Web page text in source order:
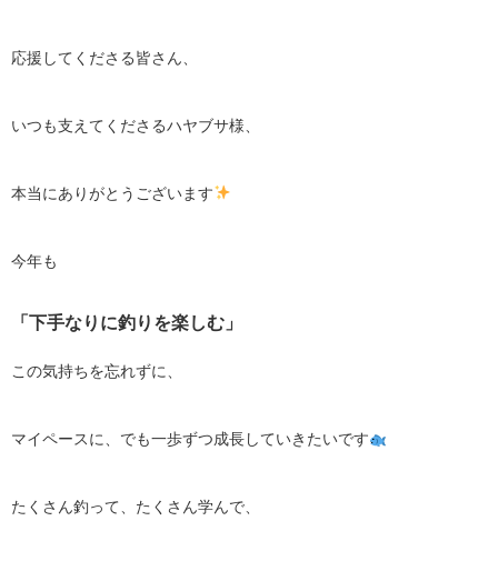
応援してくださる皆さん、
いつも支えてくださるハヤブサ様、
本当にありがとうございます
今年も
「下手なりに釣りを楽しむ」
この気持ちを忘れずに、
マイペースに、でも一歩ずつ成長していきたいです
たくさん釣って、たくさん学んで、